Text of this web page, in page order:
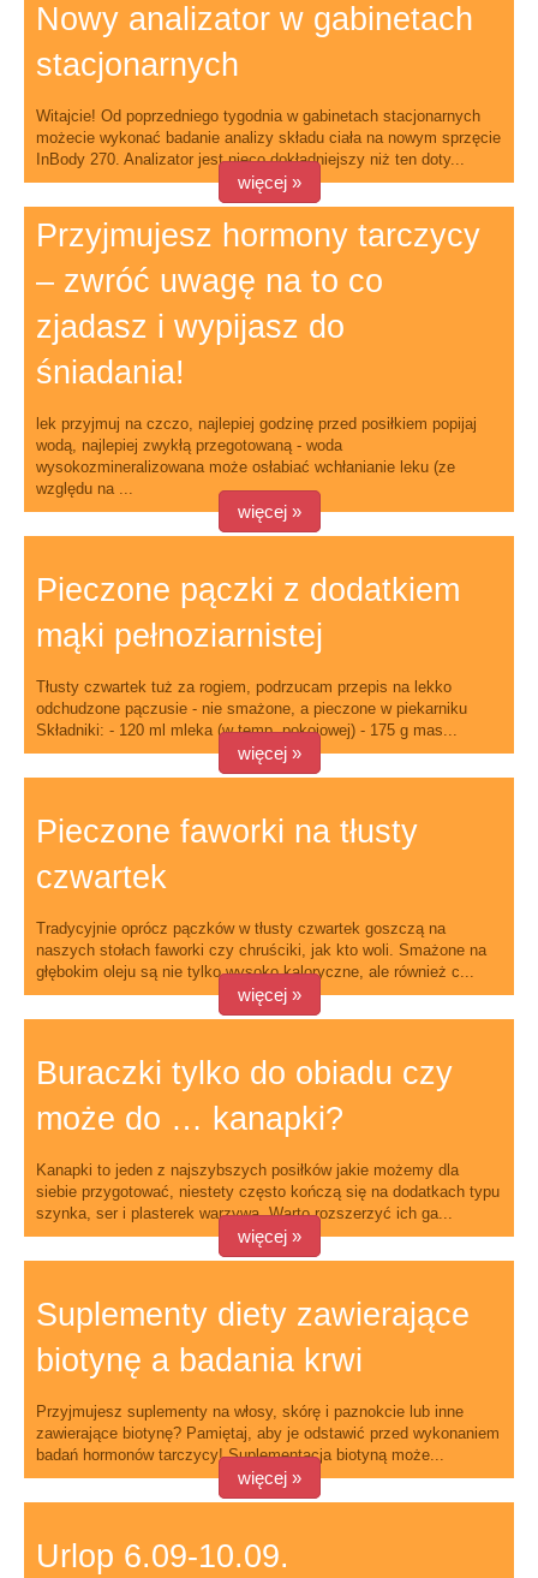
Nowy analizator w gabinetach
stacjonarnych
Witajcie! Od poprzedniego tygodnia w gabinetach stacjonarnych
możecie wykonać badanie analizy składu ciała na nowym sprzęcie
InBody 270. Analizator jest nieco dokładniejszy niż ten doty...
więcej »
Przyjmujesz hormony tarczycy
– zwróć uwagę na to co
zjadasz i wypijasz do
śniadania!
lek przyjmuj na czczo, najlepiej godzinę przed posiłkiem popijaj
wodą, najlepiej zwykłą przegotowaną - woda
wysokozmineralizowana może osłabiać wchłanianie leku (ze
względu na ...
więcej »
Pieczone pączki z dodatkiem
mąki pełnoziarnistej
Tłusty czwartek tuż za rogiem, podrzucam przepis na lekko
odchudzone pączusie - nie smażone, a pieczone w piekarniku
Składniki: - 120 ml mleka (w temp. pokojowej) - 175 g mas...
więcej »
Pieczone faworki na tłusty
czwartek
Tradycyjnie oprócz pączków w tłusty czwartek goszczą na
naszych stołach faworki czy chruściki, jak kto woli. Smażone na
głębokim oleju są nie tylko wysoko kaloryczne, ale również c...
więcej »
Buraczki tylko do obiadu czy
może do … kanapki?
Kanapki to jeden z najszybszych posiłków jakie możemy dla
siebie przygotować, niestety często kończą się na dodatkach typu
szynka, ser i plasterek warzywa. Warto rozszerzyć ich ga...
więcej »
Suplementy diety zawierające
biotynę a badania krwi
Przyjmujesz suplementy na włosy, skórę i paznokcie lub inne
zawierające biotynę? Pamiętaj, aby je odstawić przed wykonaniem
badań hormonów tarczycy! Suplementacja biotyną może...
więcej »
Urlop 6.09-10.09.